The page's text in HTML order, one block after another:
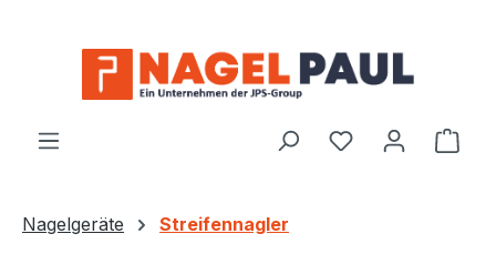
Nagelgeräte Streifennagler